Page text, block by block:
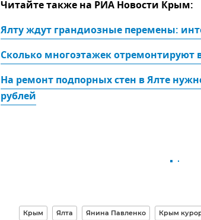
Читайте также на РИА Новости Крым:
Ялту ждут грандиозные перемены:
Сколько многоэтажек отремонтируют
На ремонт подпорных стен в Ялте
рублей
Крым Ялта Янина Павленко Крым